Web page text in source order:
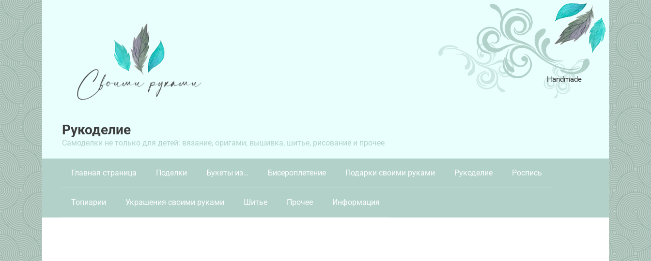
Перейти
к
контенту
Рукоделие
Самоделки не только для детей: вязание, оригами, вышивка, шитье, рисование и прочее
Handmade
Главная страница Поделки Букеты из… Бисероплетение Подарки своими руками Рукоделие Роспись
Топиарии Украшения своими руками Шитье Прочее Информация